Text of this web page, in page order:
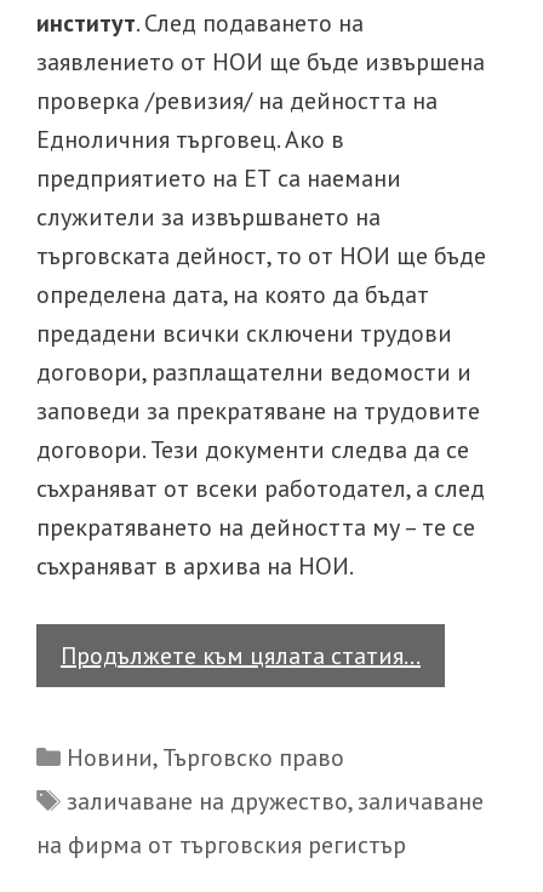
институт. След подаването на
заявлението от НОИ ще бъде извършена
проверка /ревизия/ на дейността на
Едноличния търговец. Ако в
предприятието на ЕТ са наемани
служители за извършването на
търговската дейност, то от НОИ ще бъде
определена дата, на която да бъдат
предадени всички сключени трудови
договори, разплащателни ведомости и
заповеди за прекратяване на трудовите
договори. Тези документи следва да се
съхраняват от всеки работодател, а след
прекратяването на дейността му – те се
съхраняват в архива на НОИ.
Продължете към цялата статия…
на
търговец].
Categories
Новини,Търговско право
Tags
заличаване на дружество,заличаване
на фирма от търговския регистър